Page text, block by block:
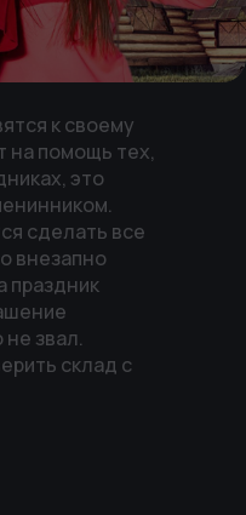
парк для
8 Марта, 46, 3
к своему
на помощь тех,
это
сделать все
внезапно
праздник
не звал.
склад с